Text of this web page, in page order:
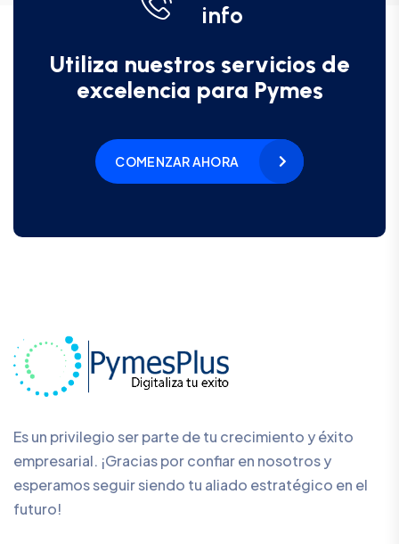
info
Utiliza nuestros servicios de
excelencia para Pymes
COMENZAR AHORA
Es un privilegio ser parte de tu crecimiento y éxito
empresarial. ¡Gracias por confiar en nosotros y
esperamos seguir siendo tu aliado estratégico en el
futuro!